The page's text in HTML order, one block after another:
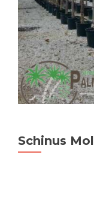
Schinus